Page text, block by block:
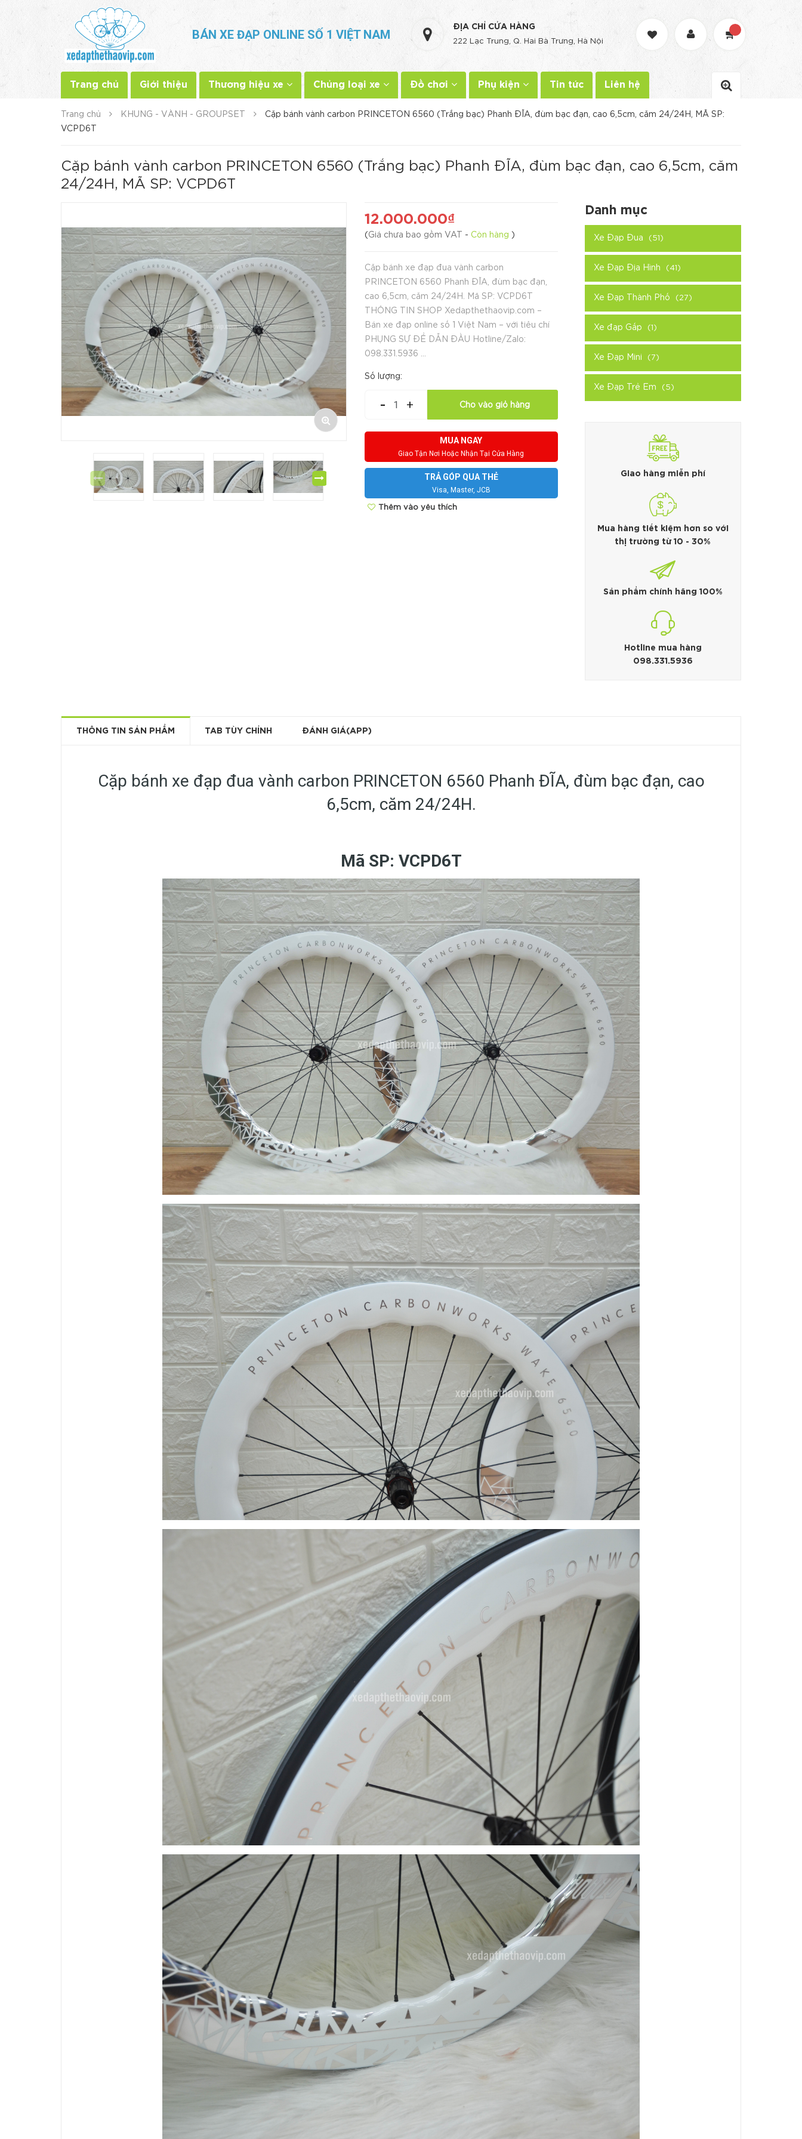
BÁN XE ĐẠP ONLINE SỐ 1 VIỆT NAM
ĐỊA CHỈ CỬA HÀNG
222 Lạc Trung, Q. Hai Bà Trưng, Hà Nội
Trang chủ Giới thiệu Thương hiệu xe Chủng loại xe Đồ chơi Phụ kiện Tin tức Liên hệ
Trang chủ KHUNG - VÀNH - GROUPSET
Cặp bánh vành carbon PRINCETON 6560 (Trắng bạc) Phanh ĐĨA, đùm bạc đạn, cao 6,5cm, căm 24/24H, MÃ SP:
VCPD6T
Cặp bánh vành carbon PRINCETON 6560 (Trắng bạc) Phanh ĐĨA, đùm bạc đạn, cao 6,5cm, căm
24/24H, MÃ SP: VCPD6T
Danh mục
Xe Đạp Đua (51)
Xe Đạp Địa Hình (41)
Xe Đạp Thành Phố (27)
Xe đạp Gấp (1)
Xe Đạp Mini (7)
Xe Đạp Trẻ Em (5)
Giao hàng miễn phí
Mua hàng tiết kiệm hơn so với
thị trường từ 10 - 30%
Sản phẩm chính hãng 100%
Hotline mua hàng
098.331.5936
12.000.000₫
( Giá chưa bao gồm VAT -Còn hàng )
Cặp bánh xe đạp đua vành carbon
PRINCETON 6560 Phanh ĐĨA, đùm bạc đạn,
cao 6,5cm, căm 24/24H. Mã SP: VCPD6T
THÔNG TIN SHOP Xedapthethaovip.com –
Bán xe đạp online số 1 Việt Nam – với tiêu chí
PHỤNG SỰ ĐỂ DẪN ĐẦU Hotline/Zalo:
098.331.5936 ...
Số lượng:
- + Cho vào giỏ hàng
MUA NGAY
Giao Tận Nơi Hoặc Nhận Tại Cửa Hàng
TRẢ GÓP QUA THẺ
Visa, Master, JCB
Thêm vào yêu thích
THÔNG TIN SẢN PHẨM TAB TÙY CHỈNH ĐÁNH GIÁ(APP)
Cặp bánh xe đạp đua vành carbon PRINCETON 6560 Phanh ĐĨA, đùm bạc đạn, cao
6,5cm, căm 24/24H.
Mã SP: VCPD6T